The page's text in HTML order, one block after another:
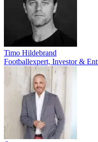
Timo Hildebrand
Footballexpert, Investor &